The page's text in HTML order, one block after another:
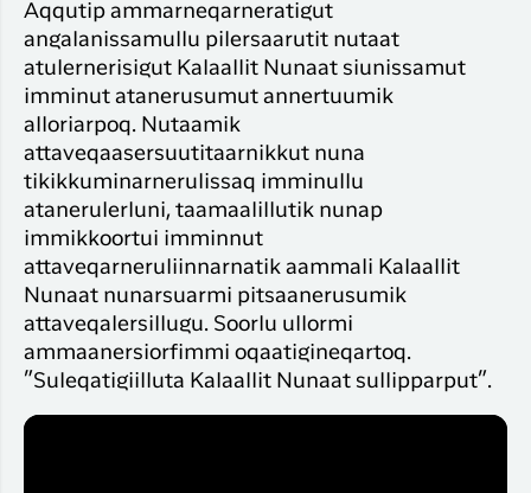
Aqqutip ammarneqarneratigut
angalanissamullu pilersaarutit nutaat
atulernerisigut Kalaallit Nunaat siunissamut
imminut atanerusumut annertuumik
alloriarpoq. Nutaamik
attaveqaasersuutitaarnikkut nuna
tikikkuminarnerulissaq imminullu
atanerulerluni, taamaalillutik nunap
immikkoortui imminnut
attaveqarneruliinnarnatik aammali Kalaallit
Nunaat nunarsuarmi pitsaanerusumik
attaveqalersillugu. Soorlu ullormi
ammaanersiorfimmi oqaatigineqartoq.
”Suleqatigiilluta Kalaallit Nunaat sullipparput”.